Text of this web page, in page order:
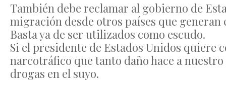
También debe reclamar al gobierno de
migración desde otros países que
Basta ya de ser utilizados como escudo.
Si el presidente de Estados Unidos quiere
narcotráfico que tanto daño hace a
drogas en el suyo.